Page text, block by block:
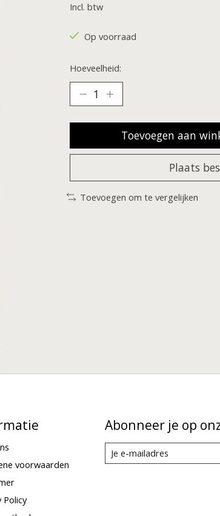
Incl. btw
Op voorraad
Hoeveelheid:
Toevoegen aan
Plaats
Toevoegen om te vergelijken
voorwaarden
Policy
Abonneer je op